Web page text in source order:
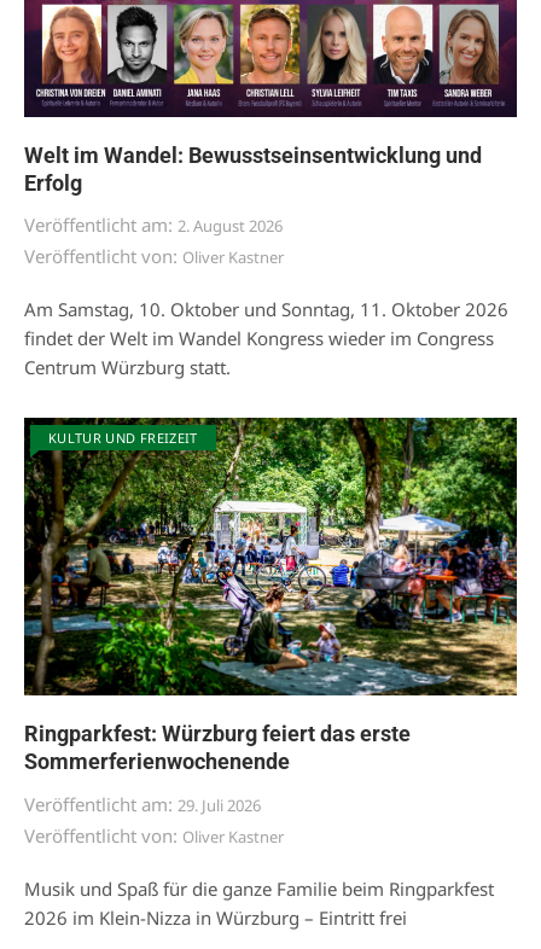
Welt im Wandel: Bewusstseinsentwicklung und
Erfolg
Veröffentlicht am: 2. August 2026
Veröffentlicht von: Oliver Kastner
Am Samstag, 10. Oktober und Sonntag, 11. Oktober 2026
findet der Welt im Wandel Kongress wieder im Congress
Centrum Würzburg statt.
KULTUR UND FREIZEIT
Ringparkfest: Würzburg feiert das erste
Sommerferienwochenende
Veröffentlicht am: 29. Juli 2026
Veröffentlicht von: Oliver Kastner
Musik und Spaß für die ganze Familie beim Ringparkfest
2026 im Klein-Nizza in Würzburg – Eintritt frei